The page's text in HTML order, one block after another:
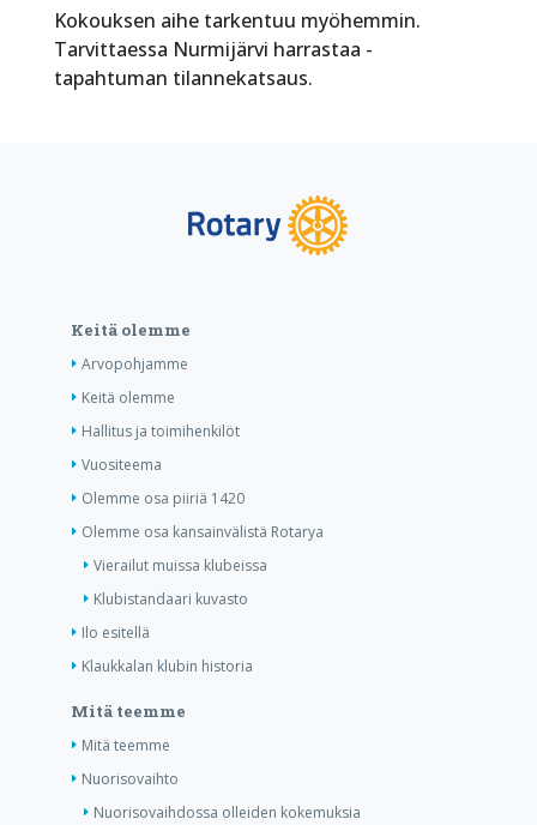
Kokouksen aihe tarkentuu myöhemmin.
Tarvittaessa Nurmijärvi harrastaa -
tapahtuman tilannekatsaus.
Keitä olemme
Arvopohjamme
Keitä olemme
Hallitus ja toimihenkilöt
Vuositeema
Olemme osa piiriä 1420
Olemme osa kansainvälistä Rotarya
Vierailut muissa klubeissa
Klubistandaari kuvasto
Ilo esitellä
Klaukkalan klubin historia
Mitä teemme
Mitä teemme
Nuorisovaihto
Nuorisovaihdossa olleiden kokemuksia